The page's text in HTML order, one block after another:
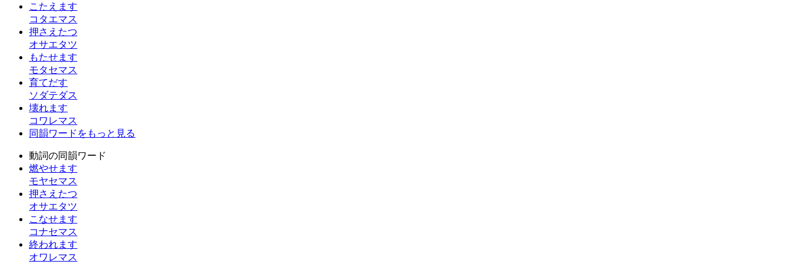
こたえます
コタエマス
押さえたつ
オサエタツ
もたせます
モタセマス
育てだす
ソダテダス
壊れます
コワレマス
同韻ワードをもっと見る
動詞の同韻ワード
燃やせます
モヤセマス
押さえたつ
オサエタツ
こなせます
コナセマス
終われます
オワレマス